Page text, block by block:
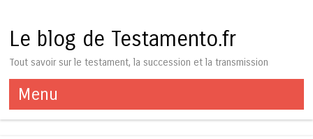
Le blog de Testamento.fr
Tout savoir sur le testament, la succession et la transmission
Menu
Aller au contenu